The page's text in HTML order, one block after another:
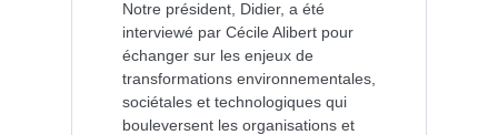
Notre président, Didier, a été
interviewé par Cécile Alibert pour
échanger sur les enjeux de
transformations environnementales,
sociétales et technologiques qui
bouleversent les organisations et